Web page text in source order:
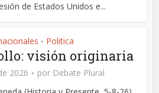
de Estados Unidos e...
• Politica
visión originaria
2026 por Debate Plural